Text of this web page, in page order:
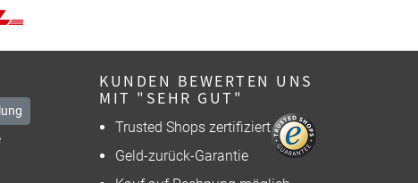
KUNDEN BEWERTEN UNS
MIT "SEHR GUT"
Trusted Shops zertifiziert
Geld-zurück-Garantie